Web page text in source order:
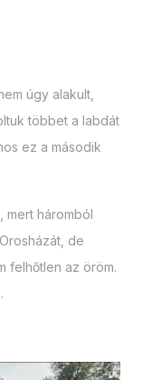
úgy alakult,
többet a labdát
ez a második
mert háromból
de
felhőtlen az öröm.